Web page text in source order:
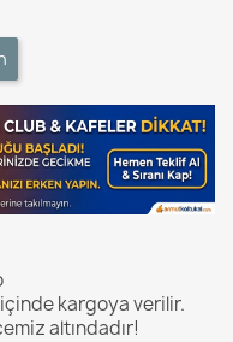
kargoya verilir.
altındadır!